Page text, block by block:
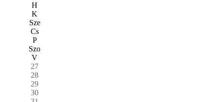
H
K
Sze
Cs
P
Szo
V
27
28
29
30